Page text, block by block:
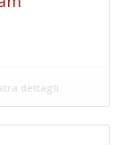
dettagli